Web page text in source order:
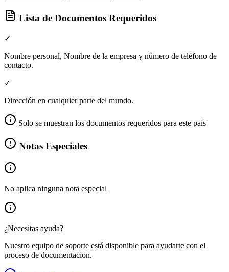
Lista de Documentos Requeridos
✓
Nombre personal, Nombre de la empresa y número de teléfono de
contacto.
✓
Dirección en cualquier parte del mundo.
Solo se muestran los documentos requeridos para este país
Notas Especiales
No aplica ninguna nota especial
¿Necesitas ayuda?
Nuestro equipo de soporte está disponible para ayudarte con el
proceso de documentación.